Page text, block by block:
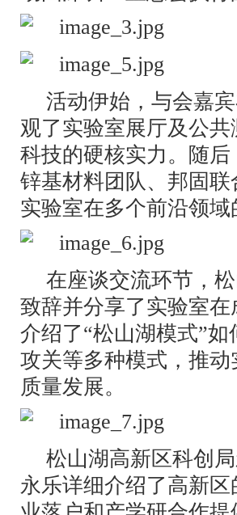
活动伊始，与会嘉
观了实验室展厅及公
科技的硬核实力。随
锌基材料团队、邦固
实验室在多个前沿领
在座谈交流环节，
致辞并分享了实验室
介绍了“松山湖模式”
攻关等多种模式，推
质量发展。
松山湖高新区科创
永乐详细介绍了高新